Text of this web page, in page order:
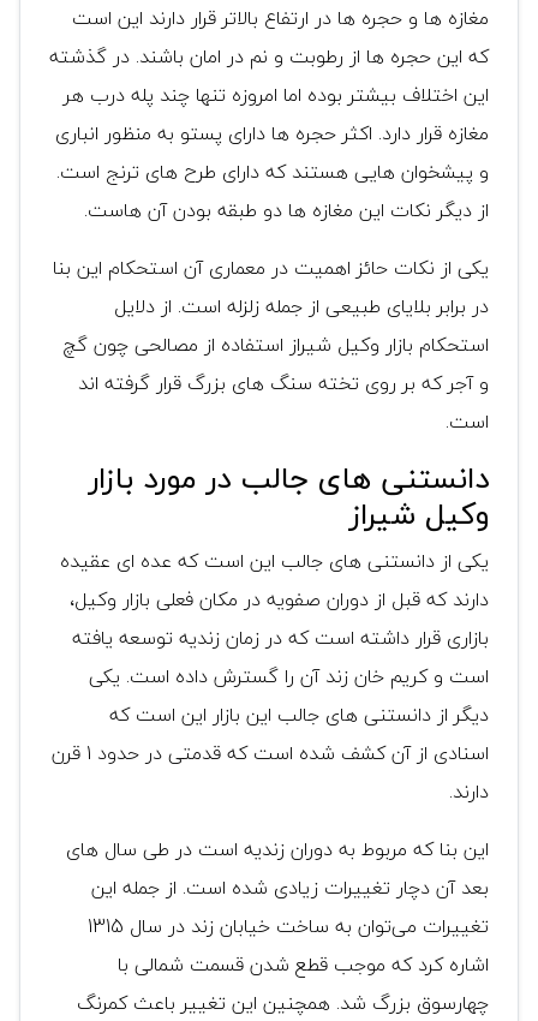
مغازه ها و حجره ها در ارتفاع بالاتر قرار دارند این است
که این حجره ها از رطوبت و نم در امان باشند. در گذشته
این اختلاف بیشتر بوده اما امروزه تنها چند پله درب هر
مغازه قرار دارد. اکثر حجره ها دارای پستو به منظور انباری
و پیشخوان هایی هستند که دارای طرح های ترنج است.
از دیگر نکات این مغازه ها دو طبقه بودن آن هاست.
یکی از نکات حائز اهمیت در معماری آن استحکام این بنا
در برابر بلایای طبیعی از جمله زلزله است. از دلایل
استحکام بازار وکیل شیراز استفاده از مصالحی چون گچ
و آجر که بر روی تخته سنگ های بزرگ قرار گرفته اند
است.
دانستنی های جالب در مورد بازار
وکیل شیراز
یکی از دانستنی های جالب این است که عده ای عقیده
دارند که قبل از دوران صفویه در مکان فعلی بازار وکیل،
بازاری قرار داشته است که در زمان زندیه توسعه یافته
است و کریم خان زند آن را گسترش داده است. یکی
دیگر از دانستنی های جالب این بازار این است که
اسنادی از آن کشف شده است که قدمتی در حدود 1 قرن
دارند.
این بنا که مربوط به دوران زندیه است در طی سال های
بعد آن دچار تغییرات زیادی شده است. از جمله این
تغییرات می‌توان به ساخت خیابان زند در سال 1315
اشاره کرد که موجب قطع شدن قسمت شمالی با
چهارسوق بزرگ شد. همچنین این تغییر باعث کمرنگ